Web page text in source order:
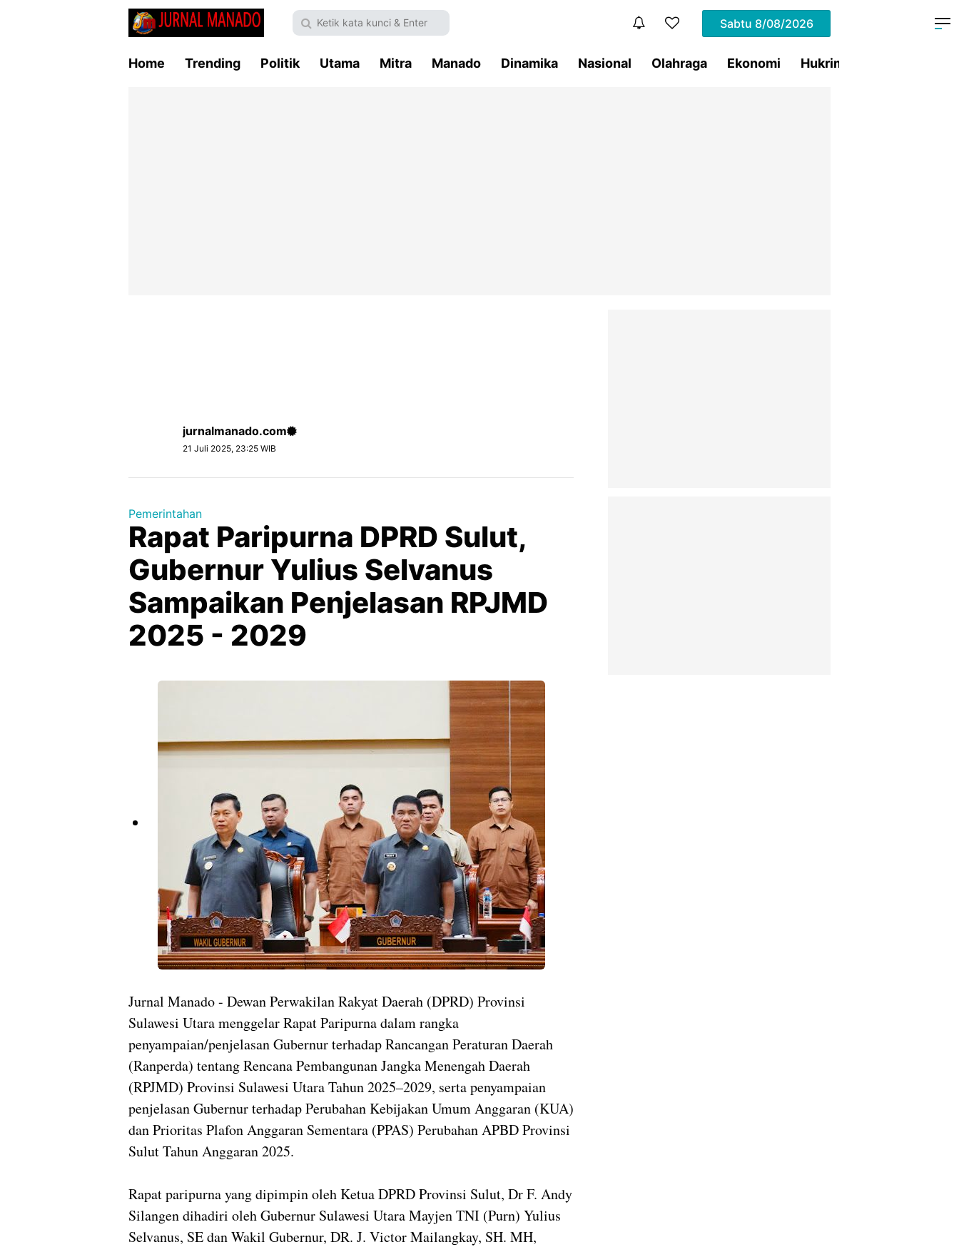
Sabtu 8/08/2026
Home Trending Politik Utama Mitra Manado Dinamika Nasional Olahraga Ekonomi Hukrim
jurnalmanado.com
21 Juli 2025, 23:25 WIB
Pemerintahan
Rapat Paripurna DPRD Sulut,
Gubernur Yulius Selvanus
Sampaikan Penjelasan RPJMD
2025 - 2029
Jurnal Manado - Dewan Perwakilan Rakyat Daerah (DPRD) Provinsi
Sulawesi Utara menggelar Rapat Paripurna dalam rangka
penyampaian/penjelasan Gubernur terhadap Rancangan Peraturan Daerah
(Ranperda) tentang Rencana Pembangunan Jangka Menengah Daerah
(RPJMD) Provinsi Sulawesi Utara Tahun 2025–2029, serta penyampaian
penjelasan Gubernur terhadap Perubahan Kebijakan Umum Anggaran (KUA)
dan Prioritas Plafon Anggaran Sementara (PPAS) Perubahan APBD Provinsi
Sulut Tahun Anggaran 2025.
Rapat paripurna yang dipimpin oleh Ketua DPRD Provinsi Sulut, Dr F. Andy
Silangen dihadiri oleh Gubernur Sulawesi Utara Mayjen TNI (Purn) Yulius
Selvanus, SE dan Wakil Gubernur, DR. J. Victor Mailangkay, SH. MH,